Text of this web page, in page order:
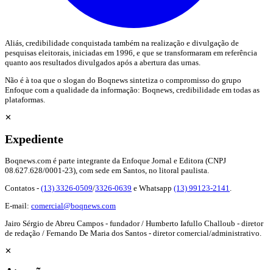
Aliás, credibilidade conquistada também na realização e divulgação de
pesquisas eleitorais, iniciadas em 1996, e que se transformaram em referência
quanto aos resultados divulgados após a abertura das urnas.
Não é à toa que o slogan do Boqnews sintetiza o compromisso do grupo
Enfoque com a qualidade da informação: Boqnews, credibilidade em todas as
plataformas.
✕
Expediente
Boqnews.com é parte integrante da Enfoque Jornal e Editora (CNPJ
08.627.628/0001-23), com sede em Santos, no litoral paulista.
Contatos - (13) 3326-0509/3326-0639 e Whatsapp (13) 99123-2141
E-mail: comercial@boqnews.com
Jairo Sérgio de Abreu Campos - fundador / Humberto Iafullo Challoub - diretor
de redação / Fernando De Maria dos Santos - diretor comercial/administrativo.
✕